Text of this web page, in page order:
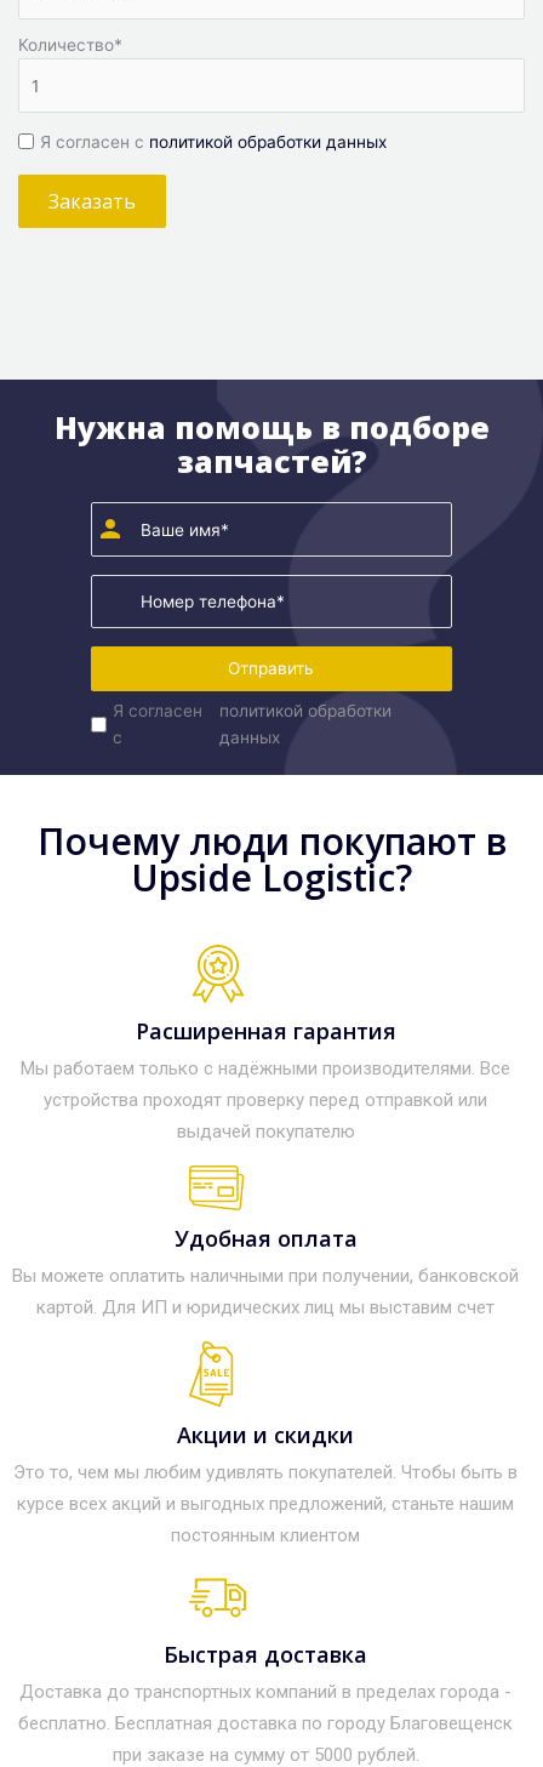
Количество*
Я согласен с политикой обработки данных
Заказать
Нужна помощь в подборе
запчастей?
Отправить
Я согласен
с
политикой обработки
данных
Почему люди покупают в
Upside Logistic?
Расширенная гарантия
Мы работаем только с надёжными производителями. Все
устройства проходят проверку перед отправкой или
выдачей покупателю
Удобная оплата
Вы можете оплатить наличными при получении, банковской
картой. Для ИП и юридических лиц мы выставим счет
Акции и скидки
Это то, чем мы любим удивлять покупателей. Чтобы быть в
курсе всех акций и выгодных предложений, станьте нашим
постоянным клиентом
Быстрая доставка
Доставка до транспортных компаний в пределах города -
бесплатно. Бесплатная доставка по городу Благовещенск
при заказе на сумму от 5000 рублей.